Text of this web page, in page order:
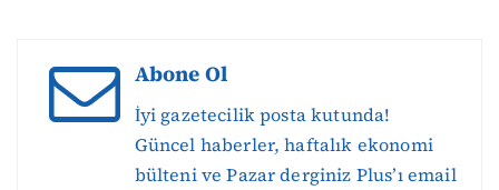
Abone Ol
İyi gazetecilik posta kutunda!
Güncel haberler, haftalık ekonomi
bülteni ve Pazar derginiz Plus’ı email